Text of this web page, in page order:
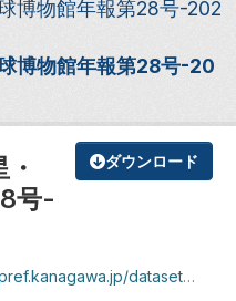
博物館年報第28号-202
博物館年報第28号-20
ダウンロード
号-
resource/aca4b730-cdc6-47ba-9966-b218031a89cf/download/yb28_full_web.pdf